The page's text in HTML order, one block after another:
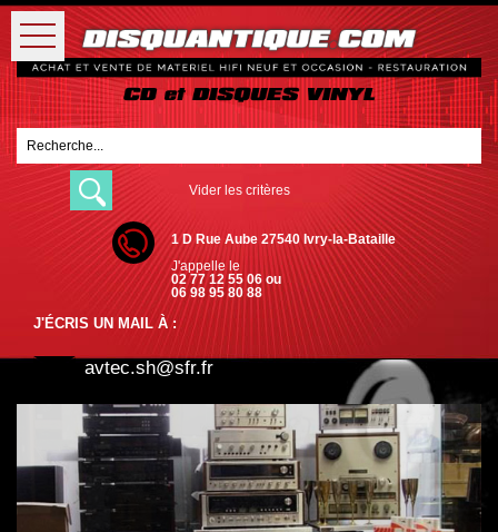
Vider les critères
1 D Rue Aube 27540 Ivry-la-Bataille
J'appelle le
02 77 12 55 06 ou
06 98 95 80 88
J'ÉCRIS UN MAIL À :
avtec.sh@sfr.fr